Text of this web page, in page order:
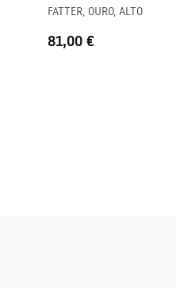
FATTER, OURO, ALTO
81,00 €